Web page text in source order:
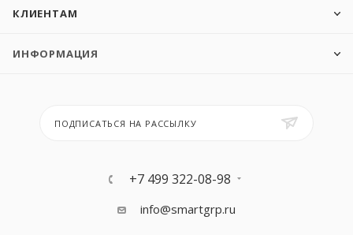
КЛИЕНТАМ
ИНФОРМАЦИЯ
ПОДПИСАТЬСЯ НА РАССЫЛКУ
+7 499 322-08-98
info@smartgrp.ru